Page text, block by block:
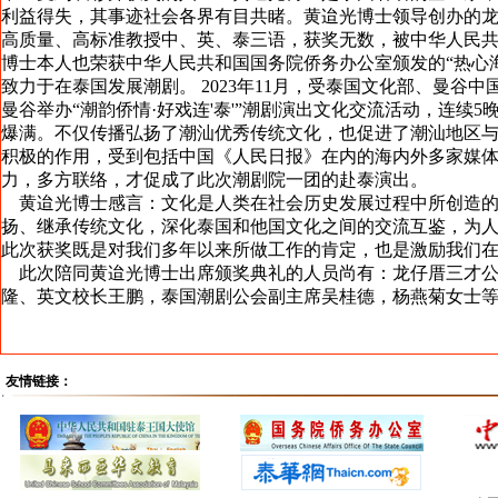
利益得失，其事迹社会各界有目共睹。黄迨光博士领导创办的
高质量、高标准教授中、英、泰三语，获奖无数，被中华人民
博士本人也荣获中华人民共和国国务院侨务办公室颁发的“热
致力于在泰国发展潮剧。 2023年11月，受泰国文化部、曼谷
曼谷举办“潮韵侨情·好戏连'泰'”潮剧演出文化交流活动，连续
爆满。不仅传播弘扬了潮汕优秀传统文化，也促进了潮汕地区
积极的作用，受到包括中国《人民日报》在内的海内外多家媒
力，多方联络，才促成了此次潮剧院一团的赴泰演出。
黄迨光博士感言：文化是人类在社会历史发展过程中所创造
扬、继承传统文化，深化泰国和他国文化之间的交流互鉴，为
此次获奖既是对我们多年以来所做工作的肯定，也是激励我们
此次陪同黄迨光博士出席颁奖典礼的人员尚有：龙仔厝三才
隆、英文校长王鹏，泰国潮剧公会副主席吴桂德，杨燕菊女士等
友情链接：